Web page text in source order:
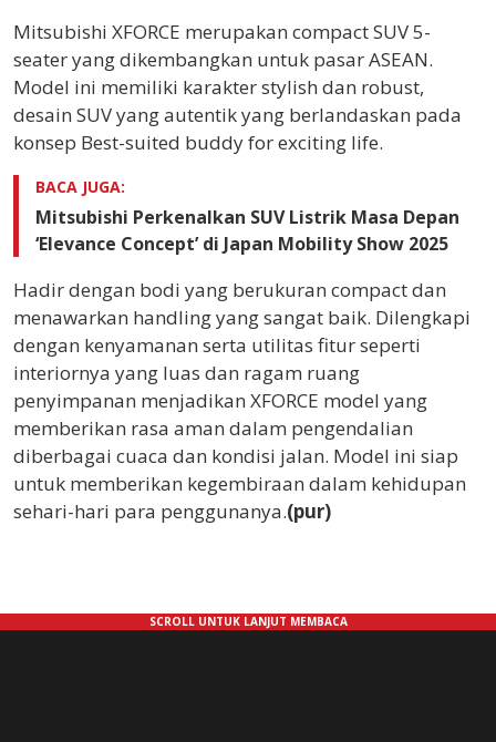
Mitsubishi XFORCE merupakan compact SUV 5-
seater yang dikembangkan untuk pasar ASEAN.
Model ini memiliki karakter stylish dan robust,
desain SUV yang autentik yang berlandaskan pada
konsep Best-suited buddy for exciting life.
BACA JUGA:
Mitsubishi Perkenalkan SUV Listrik Masa Depan
‘Elevance Concept’ di Japan Mobility Show 2025
Hadir dengan bodi yang berukuran compact dan
menawarkan handling yang sangat baik. Dilengkapi
dengan kenyamanan serta utilitas fitur seperti
interiornya yang luas dan ragam ruang
penyimpanan menjadikan XFORCE model yang
memberikan rasa aman dalam pengendalian
diberbagai cuaca dan kondisi jalan. Model ini siap
untuk memberikan kegembiraan dalam kehidupan
sehari-hari para penggunanya.(pur)